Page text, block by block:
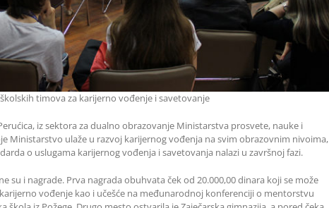
timova za karijerno vođenje i savetovanje
iz sektora za dualno obrazovanje Ministarstva prosvete, nauke i
Ministarstvo ulaže u razvoj karijernog vođenja na svim obrazovnim nivoima,
o uslugama karijernog vođenja i savetovanja nalazi u završnoj fazi.
su i nagrade. Prva nagrada obuhvata ček od 20.000,00 dinara koji se može
vođenje kao i učešće na međunarodnoj konferenciji o mentorstvu